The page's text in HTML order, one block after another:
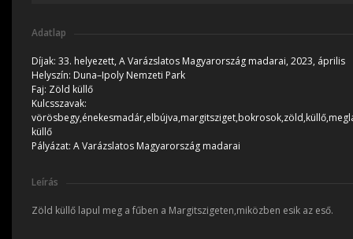
Adatlap
Díjak: 33. helyezett, A Varázslatos Magyarország madarai, 2023, április
Helyszín: Duna–Ipoly Nemzeti Park
Faj: Zöld küllő
Kulcsszavak:
küllő
Pályázat: A Varázslatos Magyarország madarai
Leírás
Zöld küllő lapul meg a fűben a Margitszigeten,miközben esik az eső.